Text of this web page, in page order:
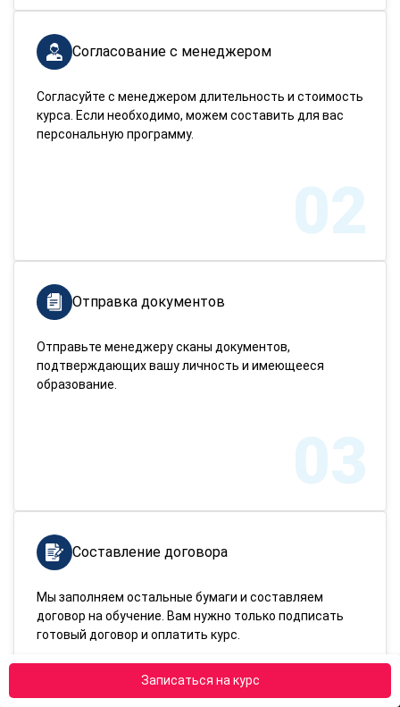
Записаться на курс
Согласование с менеджером
Согласуйте с менеджером длительность и стоимость
курса. Если необходимо, можем составить для вас
персональную программу.
02
Отправка документов
Отправьте менеджеру сканы документов,
подтверждающих вашу личность и имеющееся
образование.
03
Составление договора
Мы заполняем остальные бумаги и составляем
договор на обучение. Вам нужно только подписать
готовый договор и оплатить курс.